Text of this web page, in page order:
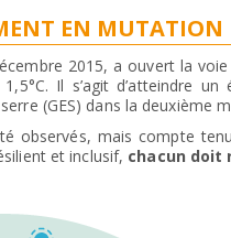
EN MUTATION
2015, a ouvert la
Il s’agit d’atteindre
(GES) dans la deuxième
observés, mais compte
et inclusif, chacun doit